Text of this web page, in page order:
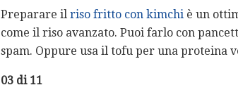
Preparare il riso fritto con kimchi è un
come il riso avanzato. Puoi farlo con
spam. Oppure usa il tofu per una proteina
03 di 11